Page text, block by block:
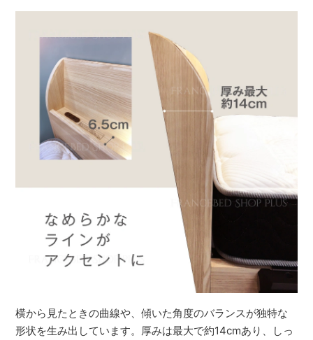
横から見たときの曲線や、傾いた角度のバランスが独特な
形状を生み出しています。厚みは最大で約14cmあり、しっ